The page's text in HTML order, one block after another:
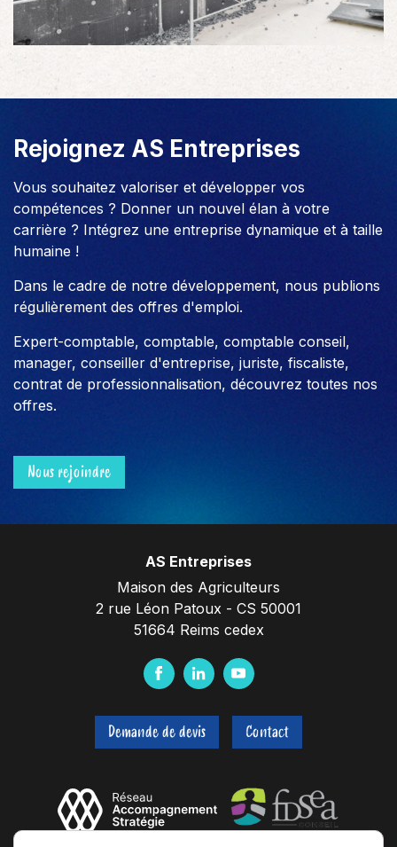
Rejoignez AS Entreprises
Vous souhaitez valoriser et développer vos
compétences ? Donner un nouvel élan à votre
carrière ? Intégrez une entreprise dynamique et à taille
humaine !
Dans le cadre de notre développement, nous publions
régulièrement des offres d'emploi.
Expert-comptable, comptable, comptable conseil,
manager, conseiller d'entreprise, juriste, fiscaliste,
contrat de professionnalisation, découvrez toutes nos
offres.
Nous rejoindre
AS Entreprises
Maison des Agriculteurs
2 rue Léon Patoux - CS 50001
51664 Reims cedex
F
c
e
o
k
L
n
k
I
n
Y
u
t
b
e
Demande de devis Contact